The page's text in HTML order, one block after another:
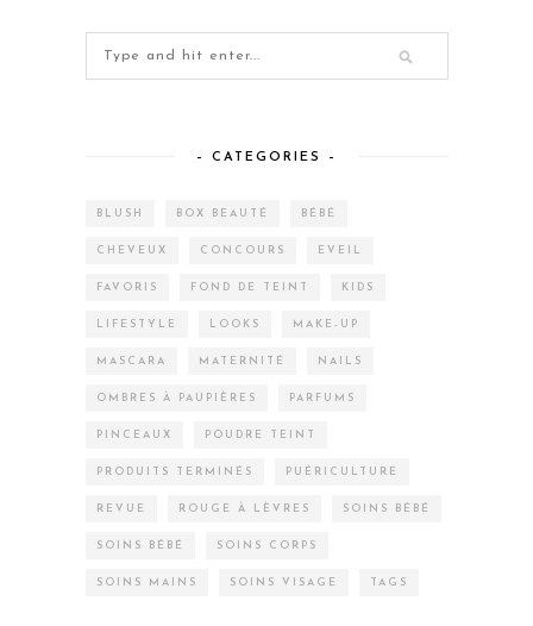
– CATEGORIES –
BLUSH BOX BEAUTÉ BÉBÉ
CHEVEUX CONCOURS EVEIL
FAVORIS FOND DE TEINT KIDS
LIFESTYLE LOOKS MAKE-UP
MASCARA MATERNITÉ NAILS
OMBRES À PAUPIÈRES PARFUMS
PINCEAUX POUDRE TEINT
PRODUITS TERMINÉS PUÉRICULTURE
REVUE ROUGE À LÈVRES SOINS BÉBÉ
SOINS BÉBÉ SOINS CORPS
SOINS MAINS SOINS VISAGE TAGS